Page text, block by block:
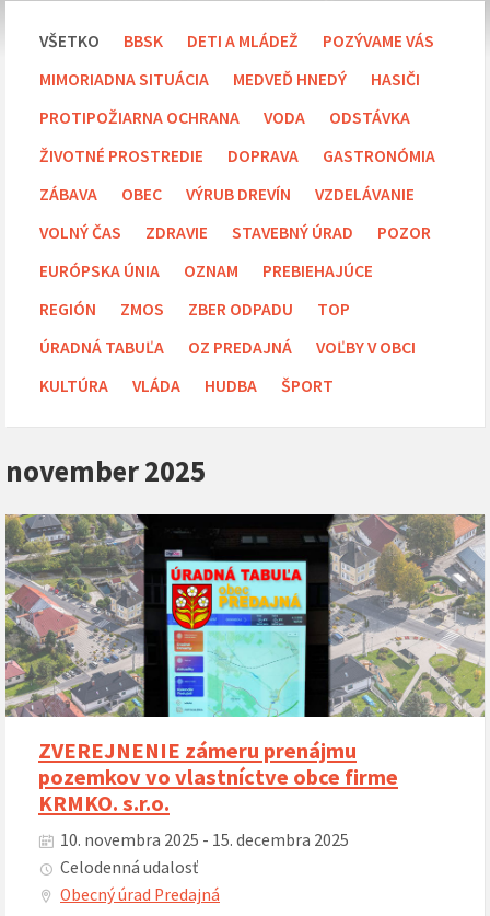
VŠETKO BBSK DETI A MLÁDEŽ
POZÝVAME VÁS
MIMORIADNA SITUÁCIA
MEDVEĎ HNEDÝ
HASIČI
PROTIPOŽIARNA OCHRANA
VODA
ODSTÁVKA
ŽIVOTNÉ PROSTREDIE
DOPRAVA
GASTRONÓMIA
ZÁBAVA
OBEC VÝRUB DREVÍN
VZDELÁVANIE
VOLNÝ ČAS
ZDRAVIE STAVEBNÝ ÚRAD
POZOR
EURÓPSKA ÚNIA
OZNAM
PREBIEHAJÚCE
REGIÓN
ZMOS ZBER ODPADU
TOP
ÚRADNÁ TABUĽA
OZ PREDAJNÁ
VOĽBY V OBCI
KULTÚRA
VLÁDA HUDBA ŠPORT
november 2025
ZVEREJNENIE zámeru prenájmu
pozemkov vo vlastníctve obce firme
KRMKO. s.r.o.
10. novembra 2025 - 15. decembra 2025
Celodenná udalosť
Obecný úrad Predajná